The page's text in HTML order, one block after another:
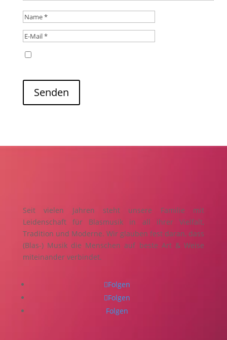
Senden
Seit vielen Jahren steht unsere Familie mit
Leidenschaft für Blasmusik in all ihrer Vielfalt,
Tradition und Moderne. Wir glauben fest daran, dass
(Blas-) Musik die Menschen auf beste Art & Weise
miteinander verbindet.
Folgen
Folgen
Folgen